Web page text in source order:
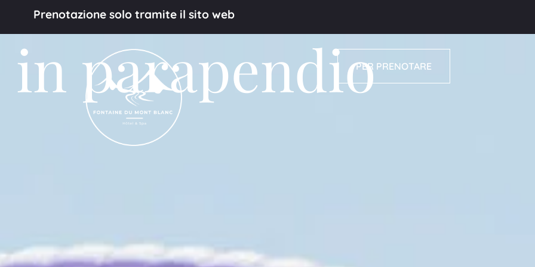
Prenotazione solo tramite il sito web
PER PRENOTARE
in parapendio